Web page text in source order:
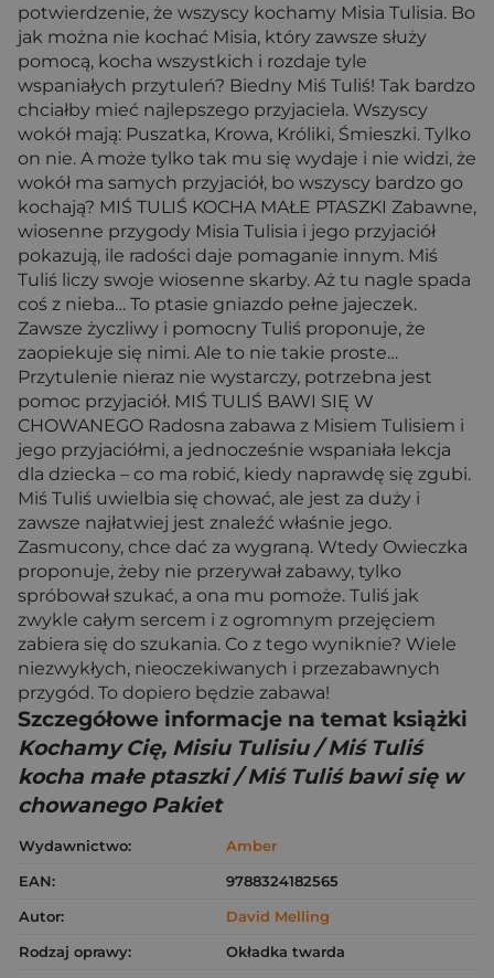
potwierdzenie, że wszyscy kochamy Misia Tulisia. Bo
jak można nie kochać Misia, który zawsze służy
pomocą, kocha wszystkich i rozdaje tyle
wspaniałych przytuleń? Biedny Miś Tuliś! Tak bardzo
chciałby mieć najlepszego przyjaciela. Wszyscy
wokół mają: Puszatka, Krowa, Króliki, Śmieszki. Tylko
on nie. A może tylko tak mu się wydaje i nie widzi, że
wokół ma samych przyjaciół, bo wszyscy bardzo go
kochają? MIŚ TULIŚ KOCHA MAŁE PTASZKI Zabawne,
wiosenne przygody Misia Tulisia i jego przyjaciół
pokazują, ile radości daje pomaganie innym. Miś
Tuliś liczy swoje wiosenne skarby. Aż tu nagle spada
coś z nieba… To ptasie gniazdo pełne jajeczek.
Zawsze życzliwy i pomocny Tuliś proponuje, że
zaopiekuje się nimi. Ale to nie takie proste…
Przytulenie nieraz nie wystarczy, potrzebna jest
pomoc przyjaciół. MIŚ TULIŚ BAWI SIĘ W
CHOWANEGO Radosna zabawa z Misiem Tulisiem i
jego przyjaciółmi, a jednocześnie wspaniała lekcja
dla dziecka – co ma robić, kiedy naprawdę się zgubi.
Miś Tuliś uwielbia się chować, ale jest za duży i
zawsze najłatwiej jest znaleźć właśnie jego.
Zasmucony, chce dać za wygraną. Wtedy Owieczka
proponuje, żeby nie przerywał zabawy, tylko
spróbował szukać, a ona mu pomoże. Tuliś jak
zwykle całym sercem i z ogromnym przejęciem
zabiera się do szukania. Co z tego wyniknie? Wiele
niezwykłych, nieoczekiwanych i przezabawnych
przygód. To dopiero będzie zabawa!
Szczegółowe informacje na temat książki
Kochamy Cię, Misiu Tulisiu / Miś Tuliś
kocha małe ptaszki / Miś Tuliś bawi się w
chowanego Pakiet
Wydawnictwo:
Amber
EAN:
9788324182565
Autor:
David Melling
Rodzaj oprawy:
Okładka twarda